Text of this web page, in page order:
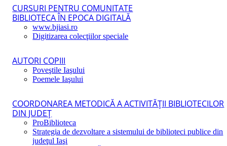
CURSURI PENTRU COMUNITATE
BIBLIOTECA ÎN EPOCA DIGITALĂ
www.bjiasi.ro
Digitizarea colecţiilor speciale
AUTORI COPIII
Poveştile Iaşului
Poemele Iaşului
COORDONAREA METODICĂ A ACTIVITĂŢII BIBLIOTECILOR
DIN JUDEŢ
ProBiblioteca
Strategia de dezvoltare a sistemului de biblioteci publice din
judeţul Iaşi